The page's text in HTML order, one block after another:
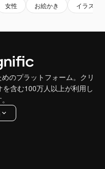
女性 お絵かき イラスト
のプラットフォーム。クリ
含む100万人以上が利用し